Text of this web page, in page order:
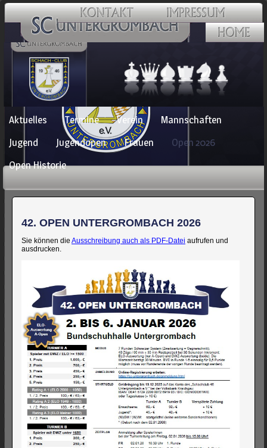
Navigation
überspringen
Aktuelles Termine Verein
Mannschaften
Jugend
Jugendopen Frauen
Open 2026
Open Historie
42. OPEN UNTERGROMBACH 2026
Sie können die Ausschreibung auch als PDF-Datei aufrufen und
ausdrucken.